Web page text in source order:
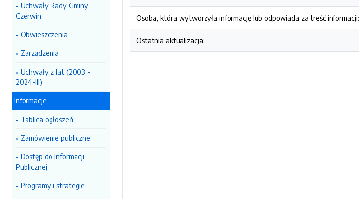
Uchwały Rady Gminy
Czerwin
Obwieszczenia
Zarządzenia
Uchwały z lat (2003 -
2024-III)
Informacje
Tablica ogłoszeń
Zamówienie publiczne
Dostęp do Informacji
Publicznej
Programy i strategie
Osoba, która wytworzyła informację lub odpowiada za treść informacji:
Ostatnia aktualizacja: